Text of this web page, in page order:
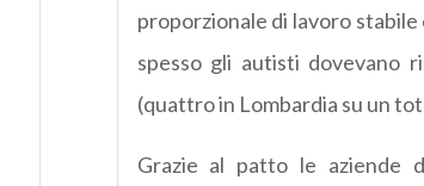
proporzionale di lavoro
spesso gli autisti dovevano
(quattro in Lombardia su un
Grazie al patto le aziende